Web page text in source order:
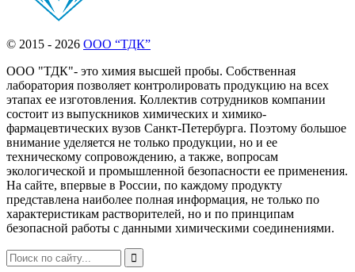
© 2015 - 2026 ООО “ТДК”
ООО "ТДК"- это химия высшей пробы. Собственная
лаборатория позволяет контролировать продукцию на всех
этапах ее изготовления. Коллектив сотрудников компании
состоит из выпускников химических и химико-
фармацевтических вузов Санкт-Петербурга. Поэтому большое
внимание уделяется не только продукции, но и ее
техническому сопровождению, а также, вопросам
экологической и промышленной безопасности ее применения.
На сайте, впервые в России, по каждому продукту
представлена наиболее полная информация, не только по
характеристикам растворителей, но и по принципам
безопасной работы с данными химическими соединениями.